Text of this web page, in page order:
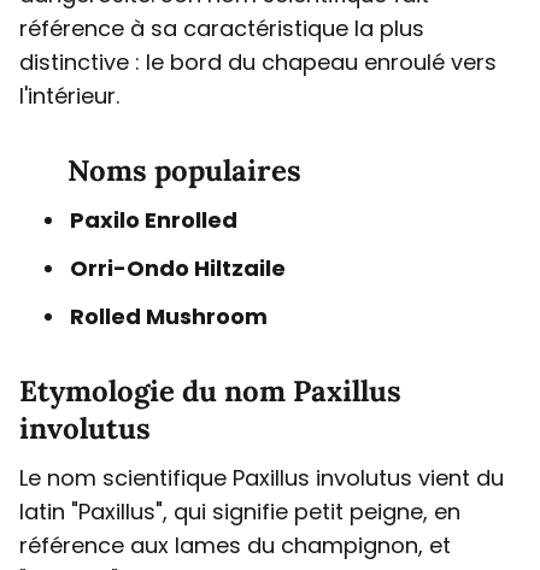
référence à sa caractéristique la plus
distinctive : le bord du chapeau enroulé vers
l'intérieur.
Noms populaires
Paxilo Enrolled
Orri-Ondo Hiltzaile
Rolled Mushroom
Etymologie du nom Paxillus
involutus
Le nom scientifique Paxillus involutus vient du
latin "Paxillus", qui signifie petit peigne, en
référence aux lames du champignon, et